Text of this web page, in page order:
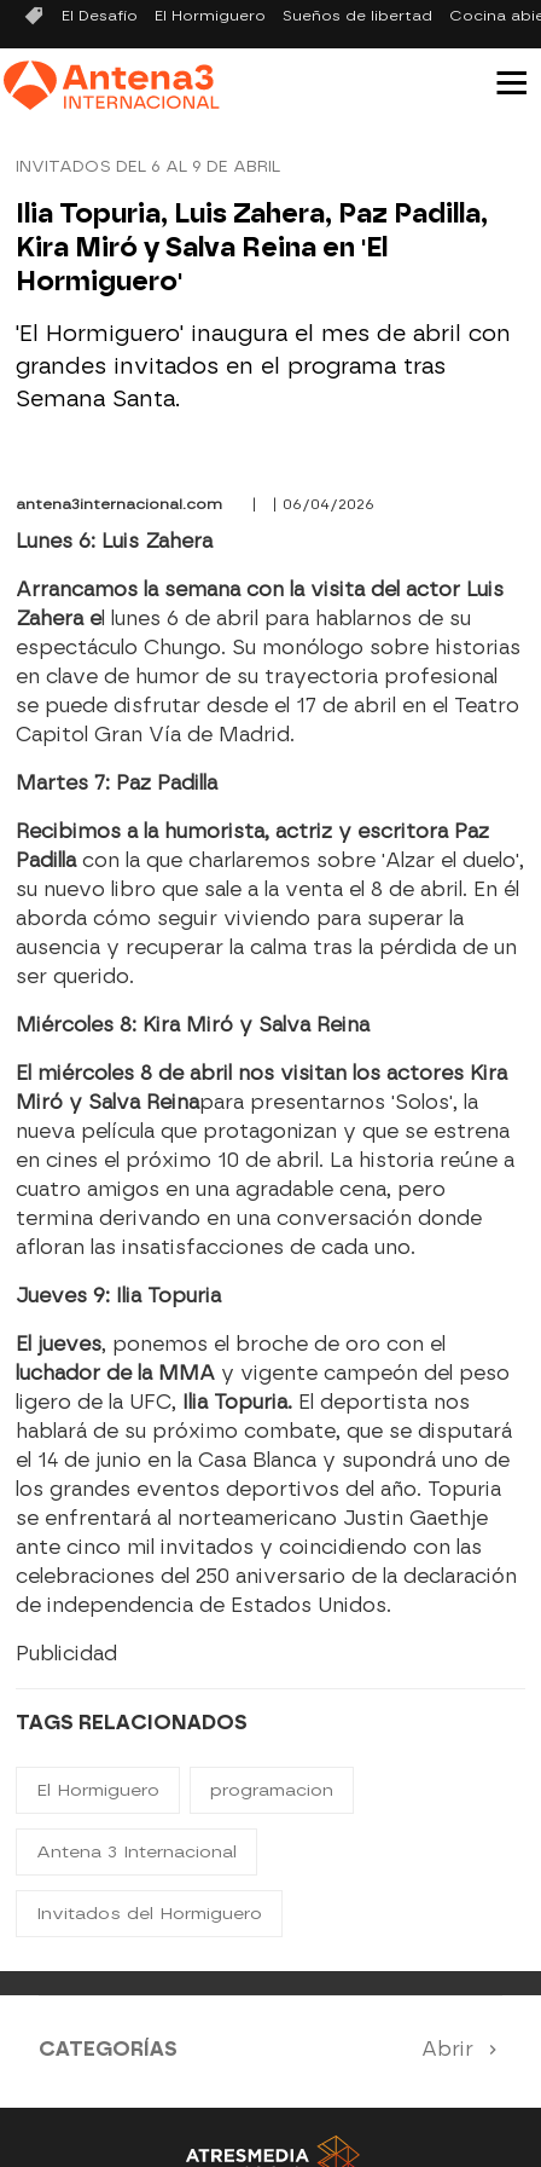
El Desafío El Hormiguero Sueños de libertad Cocina
INVITADOS DEL 6 AL 9 DE ABRIL
Ilia Topuria, Luis Zahera, Paz Padilla,
Kira Miró y Salva Reina en 'El
Hormiguero'
'El Hormiguero' inaugura el mes de abril con
grandes invitados en el programa tras
Semana Santa.
antena3internacional.com | | 06/04/2026
Lunes 6: Luis Zahera
Arrancamos la semana con la visita del actor Luis
Zaherael lunes 6 de abril para hablarnos de su
espectáculo Chungo. Su monólogo sobre historias
en clave de humor de su trayectoria profesional
se puede disfrutar desde el 17 de abril en el Teatro
Capitol Gran Vía de Madrid.
Martes 7: Paz Padilla
Recibimos a la humorista, actriz y escritora Paz
Padillacon la que charlaremos sobre 'Alzar el duelo',
su nuevo libro que sale a la venta el 8 de abril. En él
aborda cómo seguir viviendo para superar la
ausencia y recuperar la calma tras la pérdida de un
ser querido.
Miércoles 8: Kira Miró y Salva Reina
El miércoles 8 de abril nos visitan los actores Kira
Miróy Salva Reinapara presentarnos 'Solos', la
nueva película que protagonizan y que se estrena
en cines el próximo 10 de abril. La historia reúne a
cuatro amigos en una agradable cena, pero
termina derivando en una conversación donde
afloran las insatisfacciones de cada uno.
Jueves 9: Ilia Topuria
El jueves, ponemos el broche de oro con el
luchador de la MMA y vigente campeón del peso
ligero de la UFC,
Ilia Topuria.El deportista nos
hablará de su próximo combate, que se disputará
el 14 de junio en la Casa Blanca y supondrá uno de
los grandes eventos deportivos del año. Topuria
se enfrentará al norteamericano Justin Gaethje
ante cinco mil invitados y coincidiendo con las
celebraciones del 250 aniversario de la declaración
de independencia de Estados Unidos.
Publicidad
TAGS RELACIONADOS
El Hormiguero programacion
Antena 3 Internacional
Invitados del Hormiguero
CATEGORÍAS Abrir
Antena 3 Noticias El Hormiguero